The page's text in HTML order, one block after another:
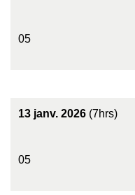
05
13 janv. 2026 (7hrs)
05